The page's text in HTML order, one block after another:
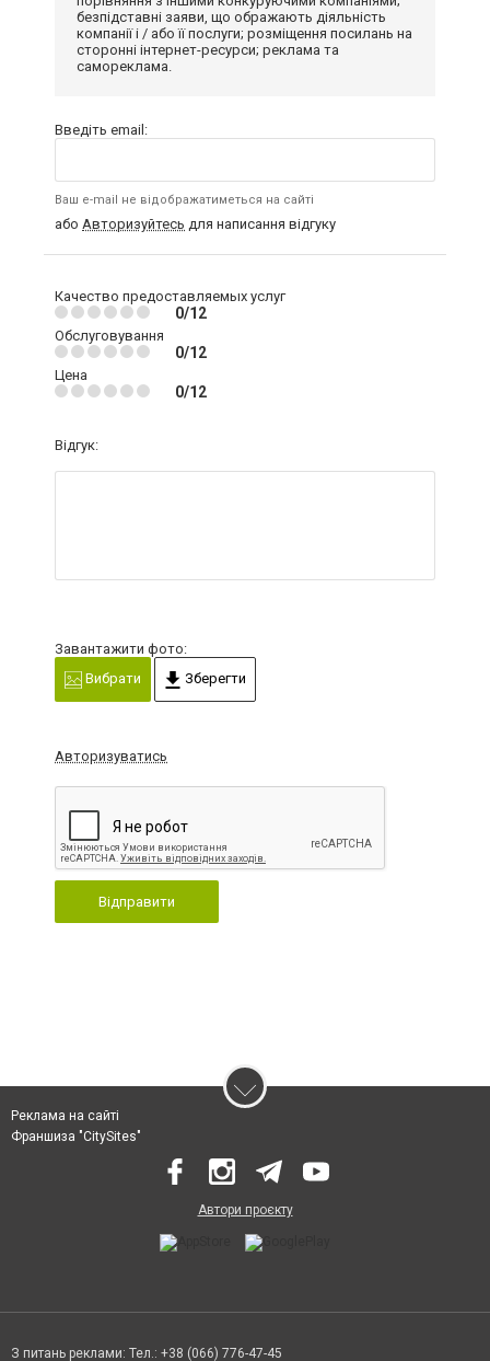
безпідставні заяви, що ображають діяльність
компанії і / або її послуги; розміщення посилань на
сторонні інтернет-ресурси; реклама та
самореклама.
Введіть email:
Ваш e-mail не відображатиметься на сайті
або Авторизуйтесь для написання відгуку
Качество предоставляемых услуг
0/12
Обслуговування
0/12
Цена
0/12
Відгук:
Завантажити фото:
Вибрати
Зберегти
Авторизуватись
Відправити
Реклама на сайті
Франшиза "CitySites"
Автори проєкту
З питань реклами: Тел.: +38 (066) 776-47-45